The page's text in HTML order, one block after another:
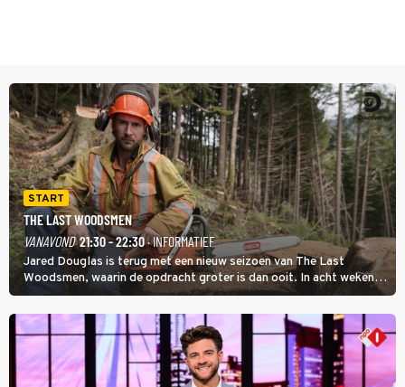
START
THE LAST WOODSMEN
VANAVOND 21:30 - 22:30· INFORMATIEF
Jared Douglas is terug met een nieuw seizoen van The Last
Woodsmen, waarin de opdracht groter is dan ooit. In acht weken
tijd probeert hij een miljoen dollar bij elkaar te vergaren om de
toekomst van het houthakkersbedrijf te verzekeren.